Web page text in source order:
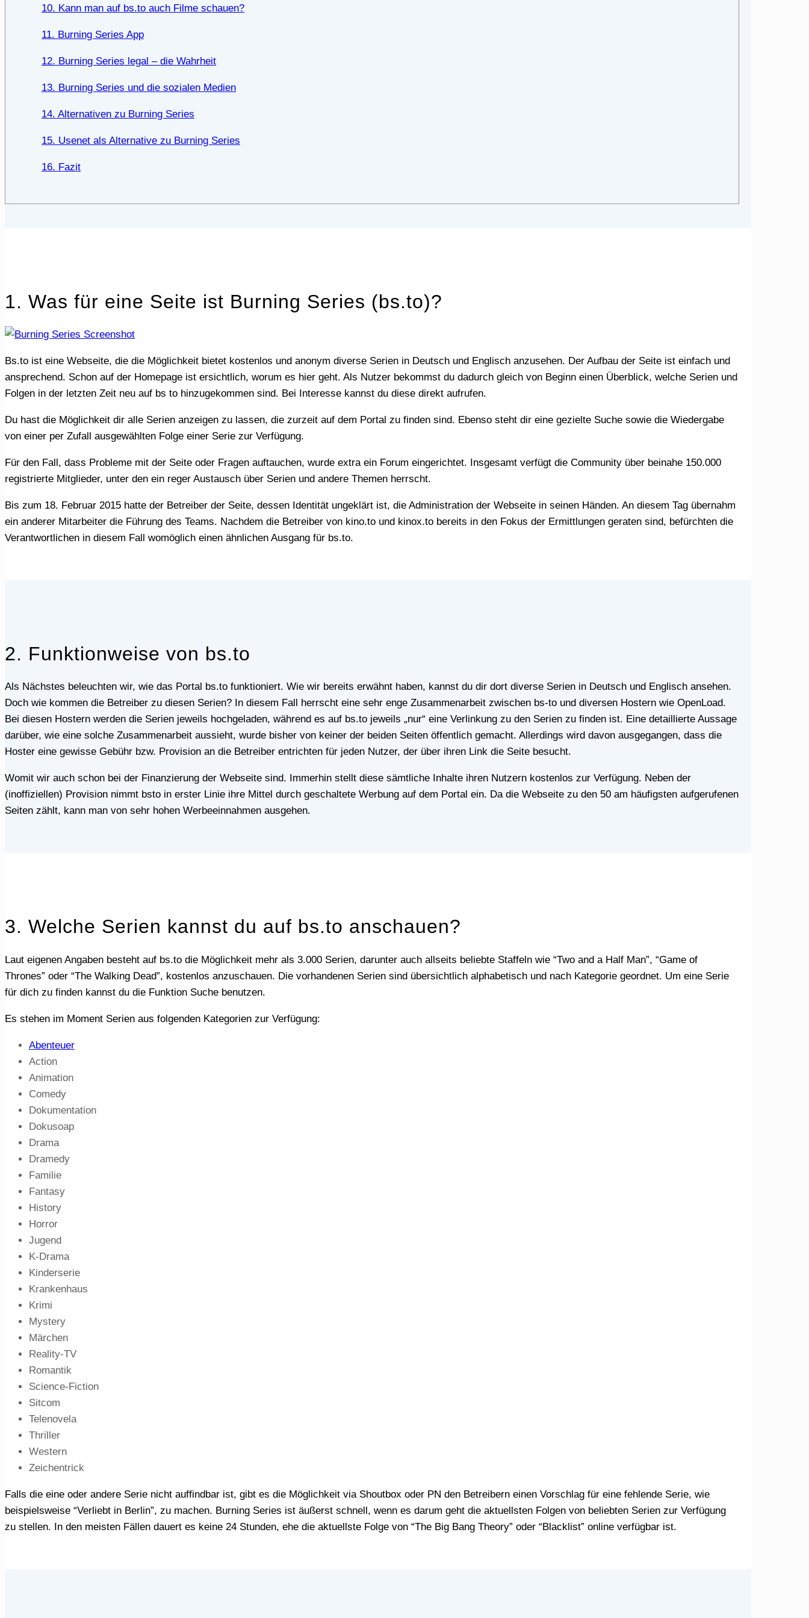
10. Kann man auf bs.to auch Filme schauen?
11. Burning Series App
12. Burning Series legal – die Wahrheit
13. Burning Series und die sozialen Medien
14. Alternativen zu Burning Series
15. Usenet als Alternative zu Burning Series
16. Fazit
1. Was für eine Seite ist Burning Series (bs.to)?
Bs.to ist eine Webseite, die die Möglichkeit bietet kostenlos und anonym diverse Serien in Deutsch und Englisch anzusehen. Der Aufbau der Seite ist einfach und
ansprechend. Schon auf der Homepage ist ersichtlich, worum es hier geht. Als Nutzer bekommst du dadurch gleich von Beginn einen Überblick, welche Serien und
Folgen in der letzten Zeit neu auf bs to hinzugekommen sind. Bei Interesse kannst du diese direkt aufrufen.
Du hast die Möglichkeit dir alle Serien anzeigen zu lassen, die zurzeit auf dem Portal zu finden sind. Ebenso steht dir eine gezielte Suche sowie die Wiedergabe
von einer per Zufall ausgewählten Folge einer Serie zur Verfügung.
Für den Fall, dass Probleme mit der Seite oder Fragen auftauchen, wurde extra ein Forum eingerichtet. Insgesamt verfügt die Community über beinahe 150.000
registrierte Mitglieder, unter den ein reger Austausch über Serien und andere Themen herrscht.
Bis zum 18. Februar 2015 hatte der Betreiber der Seite, dessen Identität ungeklärt ist, die Administration der Webseite in seinen Händen. An diesem Tag übernahm
ein anderer Mitarbeiter die Führung des Teams. Nachdem die Betreiber von kino.to und kinox.to bereits in den Fokus der Ermittlungen geraten sind, befürchten die
Verantwortlichen in diesem Fall womöglich einen ähnlichen Ausgang für bs.to.
2. Funktionweise von bs.to
Als Nächstes beleuchten wir, wie das Portal bs.to funktioniert. Wie wir bereits erwähnt haben, kannst du dir dort diverse Serien in Deutsch und Englisch ansehen.
Doch wie kommen die Betreiber zu diesen Serien? In diesem Fall herrscht eine sehr enge Zusammenarbeit zwischen bs-to und diversen Hostern wie OpenLoad.
Bei diesen Hostern werden die Serien jeweils hochgeladen, während es auf bs.to jeweils „nur“ eine Verlinkung zu den Serien zu finden ist. Eine detaillierte Aussage
darüber, wie eine solche Zusammenarbeit aussieht, wurde bisher von keiner der beiden Seiten öffentlich gemacht. Allerdings wird davon ausgegangen, dass die
Hoster eine gewisse Gebühr bzw. Provision an die Betreiber entrichten für jeden Nutzer, der über ihren Link die Seite besucht.
Womit wir auch schon bei der Finanzierung der Webseite sind. Immerhin stellt diese sämtliche Inhalte ihren Nutzern kostenlos zur Verfügung. Neben der
(inoffiziellen) Provision nimmt bsto in erster Linie ihre Mittel durch geschaltete Werbung auf dem Portal ein. Da die Webseite zu den 50 am häufigsten aufgerufenen
Seiten zählt, kann man von sehr hohen Werbeeinnahmen ausgehen.
3. Welche Serien kannst du auf bs.to anschauen?
Laut eigenen Angaben besteht auf bs.to die Möglichkeit mehr als 3.000 Serien, darunter auch allseits beliebte Staffeln wie “Two and a Half Man”, “Game of
Thrones” oder “The Walking Dead”, kostenlos anzuschauen. Die vorhandenen Serien sind übersichtlich alphabetisch und nach Kategorie geordnet. Um eine Serie
für dich zu finden kannst du die Funktion Suche benutzen.
Es stehen im Moment Serien aus folgenden Kategorien zur Verfügung:
Abenteuer
Action
Animation
Comedy
Dokumentation
Dokusoap
Drama
Dramedy
Familie
Fantasy
History
Horror
Jugend
K-Drama
Kinderserie
Krankenhaus
Krimi
Mystery
Märchen
Reality-TV
Romantik
Science-Fiction
Sitcom
Telenovela
Thriller
Western
Zeichentrick
Falls die eine oder andere Serie nicht auffindbar ist, gibt es die Möglichkeit via Shoutbox oder PN den Betreibern einen Vorschlag für eine fehlende Serie, wie
beispielsweise “Verliebt in Berlin”, zu machen. Burning Series ist äußerst schnell, wenn es darum geht die aktuellsten Folgen von beliebten Serien zur Verfügung
zu stellen. In den meisten Fällen dauert es keine 24 Stunden, ehe die aktuellste Folge von “The Big Bang Theory” oder “Blacklist” online verfügbar ist.